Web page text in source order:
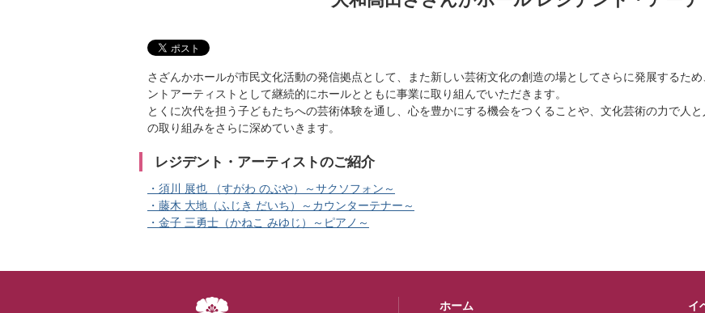
ー
さざんかホールが市民文化活動の発信拠点として、また新しい芸術文化の創造の場としてさらに発展するた
ントアーティストとして継続的にホールとともに事業に取り組んでいただきます。
とくに次代を担う子どもたちへの芸術体験を通し、心を豊かにする機会をつくることや、文化芸術の力で人
の取り組みをさらに深めていきます。
レジデント・アーティストのご紹介
・須川 展也 （すがわ のぶや）～サクソフォン～
・藤木 大地（ふじき だいち）～カウンターテナー～
・金子 三勇士（かねこ みゆじ）～ピアノ～
ホーム
イ